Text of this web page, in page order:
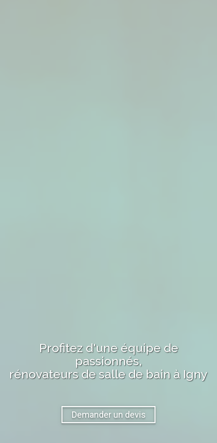
Profitez d'une équipe de
passionnés,
rénovateurs de salle de bain à Igny
Demander un devis